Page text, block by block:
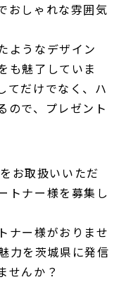
おしゃれな雰囲気
ようなデザイン
も魅了していま
てだけでなく、ハ
ので、プレゼント
お取扱いいただ
トナー様を募集し
ナー様がおりませ
力を茨城県に発信
せんか？